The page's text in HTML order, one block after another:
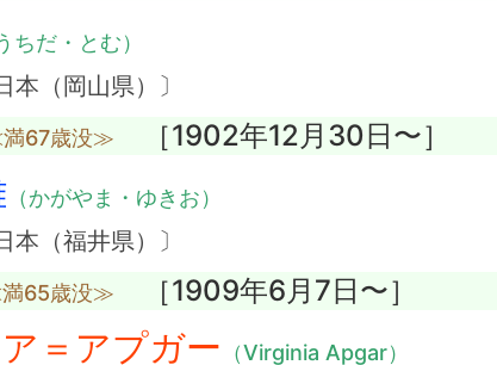
ちだ・とむ）
本（岡山県）〕
67歳没≫ ［1902年12月30日〜］
（かがやま・ゆきお）
本（福井県）〕
65歳没≫ ［1909年6月7日〜］
＝アプガー （Virginia Apgar）